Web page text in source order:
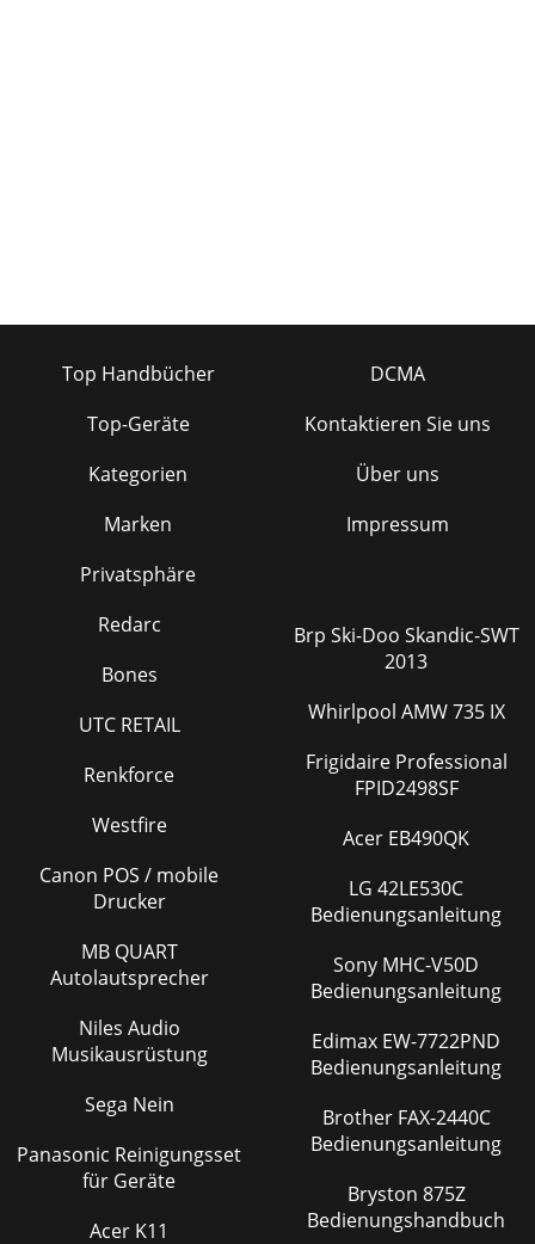
Top Handbücher
Top-Geräte
Kategorien
Marken
Privatsphäre
DCMA
Kontaktieren Sie uns
Über uns
Impressum
Redarc
Bones
UTC RETAIL
Renkforce
Westfire
Canon POS / mobile
Drucker
MB QUART
Autolautsprecher
Niles Audio
Musikausrüstung
Sega Nein
Panasonic Reinigungsset
für Geräte
Acer K11
Brp Ski-Doo Skandic-SWT
2013
Whirlpool AMW 735 IX
Frigidaire Professional
FPID2498SF
Acer EB490QK
LG 42LE530C
Bedienungsanleitung
Sony MHC-V50D
Bedienungsanleitung
Edimax EW-7722PND
Bedienungsanleitung
Brother FAX-2440C
Bedienungsanleitung
Bryston 875Z
Bedienungshandbuch